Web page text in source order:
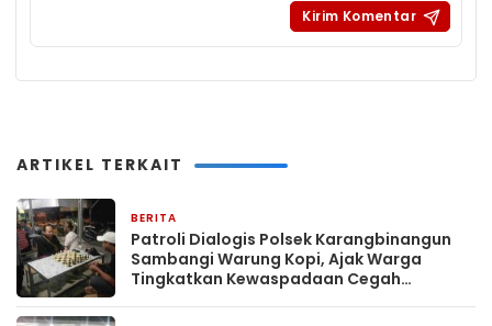
ARTIKEL TERKAIT
BERITA
Patroli Dialogis Polsek Karangbinangun
Sambangi Warung Kopi, Ajak Warga
Tingkatkan Kewaspadaan Cegah